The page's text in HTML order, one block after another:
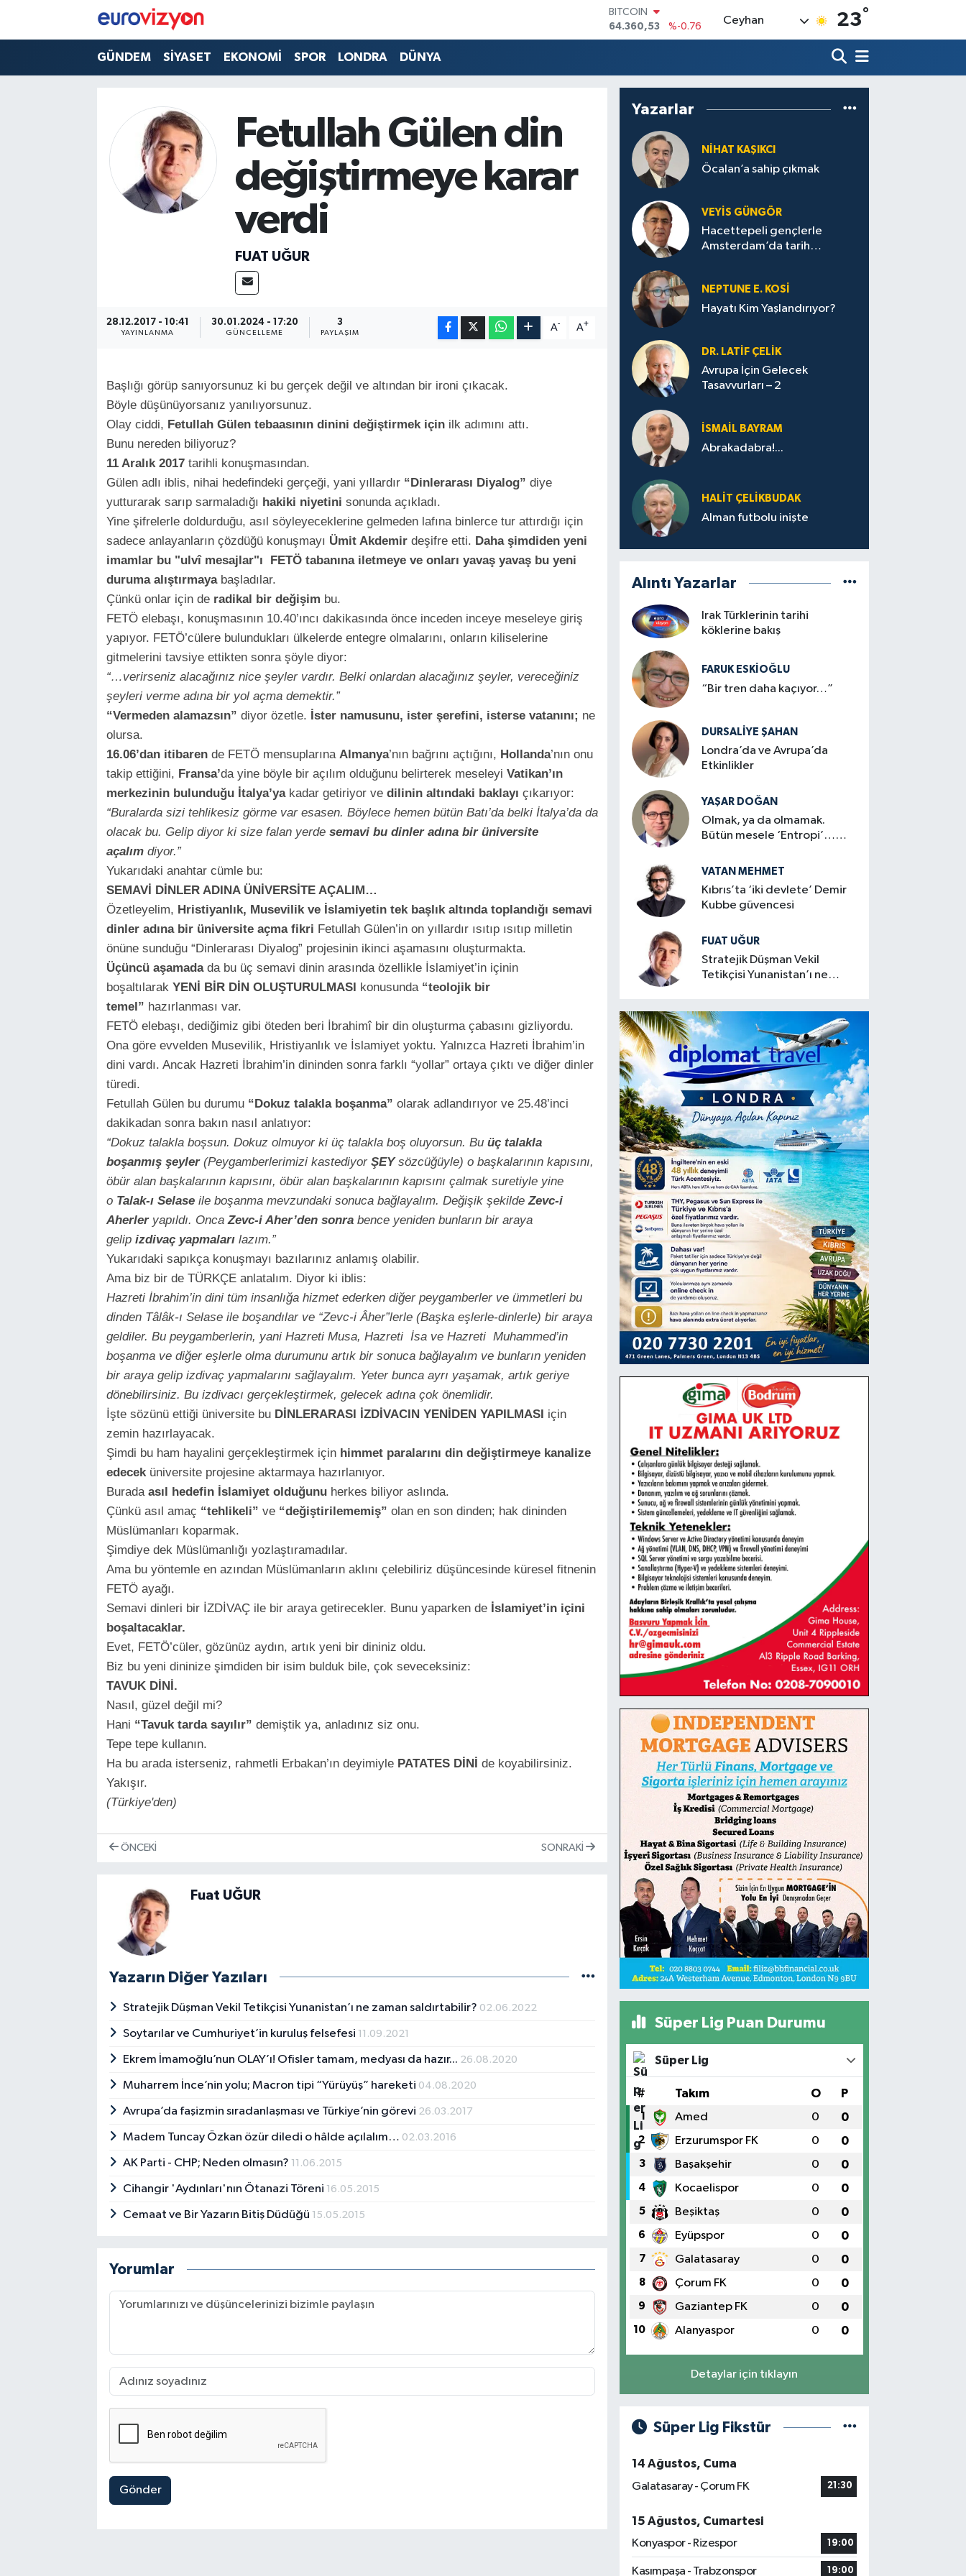
DOLAR
47,7069
%0.17
EURO
6574.81
%1.44
13.887
%64
BITCOIN
64.360,53
%-0.76
Ceyhan 23°
GÜNDEM SİYASET EKONOMİ SPOR LONDRA DÜNYA
Fetullah Gülen din
değiştirmeye karar
verdi
FUAT UĞUR
28.12.2017 - 10:41
YAYINLANMA
30.01.2024 - 17:20
GÜNCELLEME
3
PAYLAŞIM
A- A+
Başlığı görüp sanıyorsunuz ki bu gerçek değil ve altından bir ironi çıkacak.
Böyle düşünüyorsanız yanılıyorsunuz.
Olay ciddi, Fetullah Gülen tebaasının dinini değiştirmek içinilk adımını attı.
Bunu nereden biliyoruz?
11 Aralık 2017tarihli konuşmasından.
Gülen adlı iblis, nihai hedefindeki gerçeği, yani yıllardır “Dinlerarası Diyalog” diye
yutturarak sarıp sarmaladığı hakiki niyetini sonunda açıkladı.
Yine şifrelerle doldurduğu, asıl söyleyeceklerine gelmeden lafına binlerce tur attırdığı için
sadece anlayanların çözdüğü konuşmayı Ümit Akdemir deşifre etti. Daha şimdiden yeni
imamlar bu "ulvî mesajlar"ı FETÖ tabanına iletmeyeve onları yavaş yavaş bu yeni
duruma alıştırmayabaşladılar.
Çünkü onlar için de radikal bir değişim bu.
FETÖ elebaşı, konuşmasının 10.40’ıncı dakikasında önce inceden inceye meseleye giriş
yapıyor. FETÖ’cülere bulundukları ülkelerde entegre olmalarını, onların kiliselerine
gitmelerini tavsiye ettikten sonra şöyle diyor:
“…verirseniz alacağınız nice şeyler vardır. Belki onlardan alacağınız şeyler, vereceğiniz
şeyleri verme adına bir yol açma demektir.”
“Vermeden alamazsın” diyor özetle. İster namusunu, ister şerefini, isterse vatanını; ne
olursa.
16.06’dan itibarende FETÖ mensuplarına Almanya’nın bağrını açtığını, Hollanda’nın onu
takip ettiğini, Fransa’da yine böyle bir açılım olduğunu belirterek meseleyi Vatikan’ın
merkezinin bulunduğu İtalya’yakadar getiriyor ve dilinin altındaki baklayı çıkarıyor:
“Buralarda sizi tehlikesiz görme var esasen. Böylece hemen bütün Batı’da belki İtalya’da da
olacak bu. Gelip diyor ki size falan yerde semavi bu dinler adına bir üniversite
açalımdiyor.”
Yukarıdaki anahtar cümle bu:
SEMAVİ DİNLER ADINA ÜNİVERSİTE AÇALIM…
Özetleyelim, Hristiyanlık, Musevilik ve İslamiyetin tek başlık altında toplandığı semavi
dinler adına bir üniversite açma fikri Fetullah Gülen’in on yıllardır ısıtıp ısıtıp milletin
önüne sunduğu “Dinlerarası Diyalog” projesinin ikinci aşamasını oluşturmakta.
Üçüncü aşamadada bu üç semavi dinin arasında özellikle İslamiyet’in içinin
boşaltılarak YENİ BİR DİN OLUŞTURULMASI konusunda “teolojik bir
temel” hazırlanması var.
FETÖ elebaşı, dediğimiz gibi öteden beri İbrahimî bir din oluşturma çabasını gizliyordu.
Ona göre evvelden Musevilik, Hristiyanlık ve İslamiyet yoktu. Yalnızca Hazreti İbrahim’in
dini vardı. Ancak Hazreti İbrahim’in dininden sonra farklı “yollar” ortaya çıktı ve diğer dinler
türedi.
Fetullah Gülen bu durumu “Dokuz talakla boşanma” olarak adlandırıyor ve 25.48’inci
dakikadan sonra bakın nasıl anlatıyor:
“Dokuz talakla boşsun. Dokuz olmuyor ki üç talakla boş oluyorsun. Bu üç talakla
boşanmış şeyler (Peygamberlerimizi kastediyor ŞEYsözcüğüyle) o başkalarının kapısını,
öbür alan başkalarının kapısını, öbür alan başkalarının kapısını çalmak suretiyle yine
o Talak-ı Selaseile boşanma mevzundaki sonuca bağlayalım. Değişik şekilde Zevc-i
Aherler yapıldı. Onca Zevc-i Aher’den sonrabence yeniden bunların bir araya
gelip izdivaç yapmalarılazım.”
Yukarıdaki sapıkça konuşmayı bazılarınız anlamış olabilir.
Ama biz bir de TÜRKÇE anlatalım. Diyor ki iblis:
Hazreti İbrahim’in dini tüm insanlığa hizmet ederken diğer peygamberler ve ümmetleri bu
dinden Tâlâk-ı Selase ile boşandılar ve “Zevc-i Âher”lerle (Başka eşlerle-dinlerle) bir araya
geldiler. Bu peygamberlerin, yani Hazreti Musa, Hazreti İsa ve Hazreti Muhammed’in
boşanma ve diğer eşlerle olma durumunu artık bir sonuca bağlayalım ve bunların yeniden
bir araya gelip izdivaç yapmalarını sağlayalım. Yeter bunca ayrı yaşamak, artık geriye
dönebilirsiniz. Bu izdivacı gerçekleştirmek, gelecek adına çok önemlidir.
İşte sözünü ettiği üniversite bu DİNLERARASI İZDİVACIN YENİDEN YAPILMASI için
zemin hazırlayacak.
Şimdi bu ham hayalini gerçekleştirmek için himmet paralarını din değiştirmeye kanalize
edeceküniversite projesine aktarmaya hazırlanıyor.
Burada asıl hedefin İslamiyet olduğunuherkes biliyor aslında.
Çünkü asıl amaç “tehlikeli” ve “değiştirilememiş” olan en son dinden; hak dininden
Müslümanları koparmak.
Şimdiye dek Müslümanlığı yozlaştıramadılar.
Ama bu yöntemle en azından Müslümanların aklını çelebiliriz düşüncesinde küresel fitnenin
FETÖ ayağı.
Semavi dinleri bir İZDİVAÇ ile bir araya getirecekler. Bunu yaparken de İslamiyet’in içini
boşaltacaklar.
Evet, FETÖ’cüler, gözünüz aydın, artık yeni bir dininiz oldu.
Biz bu yeni dininize şimdiden bir isim bulduk bile, çok seveceksiniz:
TAVUK DİNİ.
Nasıl, güzel değil mi?
Hani “Tavuk tarda sayılır” demiştik ya, anladınız siz onu.
Tepe tepe kullanın.
Ha bu arada isterseniz, rahmetli Erbakan’ın deyimiyle PATATES DİNİ de koyabilirsiniz.
Yakışır.
(Türkiye'den)
ÖNCEKI SONRAKI
Fuat UĞUR
Yazarın Diğer Yazıları
Stratejik Düşman Vekil Tetikçisi Yunanistan’ı ne zaman saldırtabilir? 02.06.2022
Soytarılar ve Cumhuriyet’in kuruluş felsefesi 11.09.2021
Ekrem İmamoğlu’nun OLAY’ı! Ofisler tamam, medyası da hazır... 26.08.2020
Muharrem İnce’nin yolu; Macron tipi “Yürüyüş” hareketi 04.08.2020
Avrupa’da faşizmin sıradanlaşması ve Türkiye’nin görevi 26.03.2017
Madem Tuncay Özkan özür diledi o hâlde açılalım… 02.03.2016
AK Parti - CHP; Neden olmasın? 11.06.2015
Cihangir 'Aydınları'nın Ötanazi Töreni 16.05.2015
Cemaat ve Bir Yazarın Bitiş Düdüğü 15.05.2015
Yorumlar
Gönder
Yazarlar
NİHAT KAŞIKCI
Öcalan’a sahip çıkmak
VEYIS GÜNGÖR
Hacettepeli gençlerle
Amsterdam’da tarih
NEPTUNE E. KOSİ
Hayatı Kim Yaşlandırıyor?
DR. LATİF ÇELİK
Avrupa İçin Gelecek
Tasavvurları – 2
İSMAİL BAYRAM
Abrakadabra!...
HALIT ÇELİKBUDAK
Alman futbolu inişte
Alıntı Yazarlar
Irak Türklerinin tarihi
köklerine bakış
FARUK ESKİOĞLU
“Bir tren daha kaçıyor…”
DURSALIYE ŞAHAN
Londra’da ve Avrupa’da
Etkinlikler
YAŞAR DOĞAN
Olmak, ya da olmamak.
Bütün mesele ‘Entropi’…
VATAN MEHMET
Kıbrıs’ta ‘iki devlete’ Demir
Kubbe güvencesi
FUAT UĞUR
Stratejik Düşman Vekil
Tetikçisi Yunanistan’ı ne
Süper Lig Puan Durumu
Süper Lig
# Takım O P
1 Amed 0 0
2 Erzurumspor FK 0 0
3 Başakşehir 0 0
4 Kocaelispor 0 0
5 Beşiktaş 0 0
6 Eyüpspor 0 0
7 Galatasaray 0 0
8 Çorum FK 0 0
9 Gaziantep FK 0 0
10 Alanyaspor 0 0
Detaylar için tıklayın
Süper Lig Fikstür
14 Ağustos, Cuma
Galatasaray - Çorum FK
21:30
15 Ağustos, Cumartesi
Konyaspor - Rizespor
19:00
Kasımpaşa - Trabzonspor 19:00